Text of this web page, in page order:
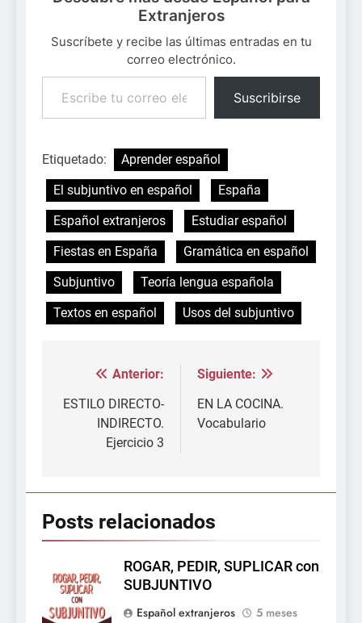
Extranjeros
Suscríbete y recibe las últimas entradas en tu
correo electrónico.
Escribe tu correo electrónico…
Suscribirse
Etiquetado:
Aprender español
El subjuntivo en español
España
Español extranjeros
Estudiar español
Fiestas en España
Gramática en español
Subjuntivo
Teoría lengua española
Textos en español
Usos del subjuntivo
Navegación
de
entradas
Anterior:
ESTILO DIRECTO-
INDIRECTO.
Ejercicio 3
Siguiente:
EN LA COCINA.
Vocabulario
Posts relacionados
ROGAR, PEDIR, SUPLICAR con
SUBJUNTIVO
Español extranjeros
5 meses